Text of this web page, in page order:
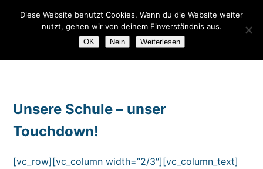
GUT DE EN
Unsere Schule – unser
Touchdown!
[vc_row][vc_column width=”2/3″][vc_column_text]
Diese Website benutzt Cookies. Wenn du die Website weiter
nutzt, gehen wir von deinem Einverständnis aus.
OK Nein Weiterlesen